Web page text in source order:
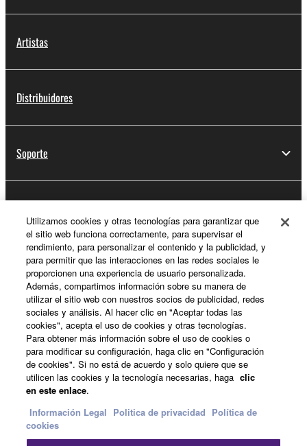
Artistas
Distribuidores
Soporte
Acerca de Yamaha
España - Spanish
Empresa
Utilizamos cookies y otras tecnologías para garantizar que
el sitio web funciona correctamente, para supervisar el
rendimiento, para personalizar el contenido y la publicidad, y
para permitir que las interacciones en las redes sociales le
proporcionen una experiencia de usuario personalizada.
Además, compartimos información sobre su manera de
utilizar el sitio web con nuestros socios de publicidad, redes
sociales y análisis. Al hacer clic en "Aceptar todas las
cookies", acepta el uso de cookies y otras tecnologías.
Para obtener más información sobre el uso de cookies o
para modificar su configuración, haga clic en "Configuración
de cookies". Si no está de acuerdo y solo quiere que se
utilicen las cookies y la tecnología necesarias, haga clic
en este enlace.
Información Legal Politica de privacidad Política de
cookies